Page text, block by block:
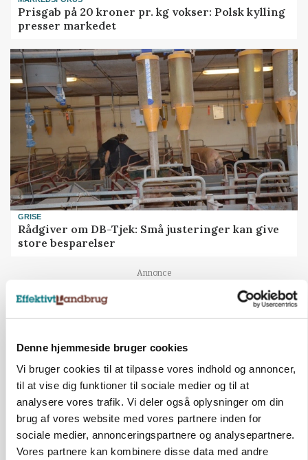
Denne hjemmeside bruger cookies
Vi bruger cookies til at tilpasse vores indhold og annoncer,
til at vise dig funktioner til sociale medier og til at
analysere vores trafik. Vi deler også oplysninger om din
brug af vores website med vores partnere inden for
sociale medier, annonceringspartnere og analysepartnere.
Vores partnere kan kombinere disse data med andre
Prisgab på 20 kroner pr. kg vokser: Polsk kylling
presser markedet
GRISE
Rådgiver om DB-Tjek: Små justeringer kan give
store besparelser
Annonce
Loading...